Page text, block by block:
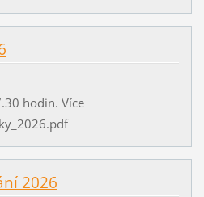
hodin. Více
2026